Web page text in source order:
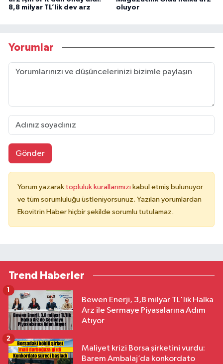
8,8 milyar TL’lik dev arz
oluyor
Yorumlar
Gönder
Yorum yazarak topluluk kurallarımızı kabul etmiş bulunuyor
ve tüm sorumluluğu üstleniyorsunuz. Yazılan yorumlardan
Ekovitrin Haber hiçbir şekilde sorumlu tutulamaz.
Trend Haberler
Bewen Enerji, 3,8 milyar TL'lik Halka
Arz ile Sermaye Piyasalarına Adım
Atıyor
1
Maliyet krizi Borsa şirketini vurdu:
Barem Ambalaj’da konkordato
2